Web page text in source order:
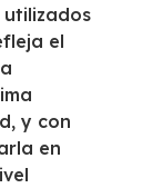
utilizados
el
y con
en